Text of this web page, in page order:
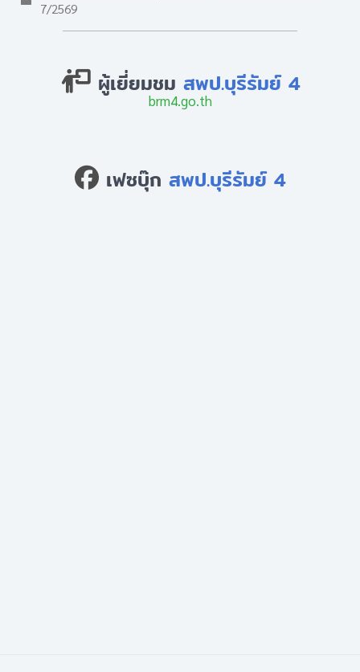
7/2569
ผู้เยี่ยมชม สพป.บุรีรัมย์ 4
brm4.go.th
เฟซบุ๊ก สพป.บุรีรัมย์ 4